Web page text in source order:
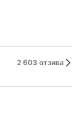
2 603 отзива